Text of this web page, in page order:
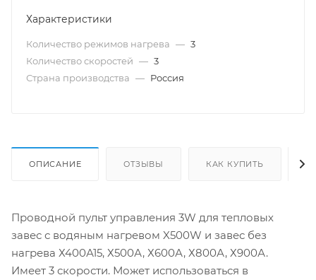
Характеристики
Количество режимов нагрева — 3
Количество скоростей — 3
Страна производства — Россия
ОПИСАНИЕ ОТЗЫВЫ КАК КУПИТЬ
Проводной пульт управления 3W для тепловых
завес с водяным нагревом X500W и завес без
нагрева Х400А15, Х500А, Х600А, Х800А, Х900А.
Имеет 3 скорости. Может использоваться в